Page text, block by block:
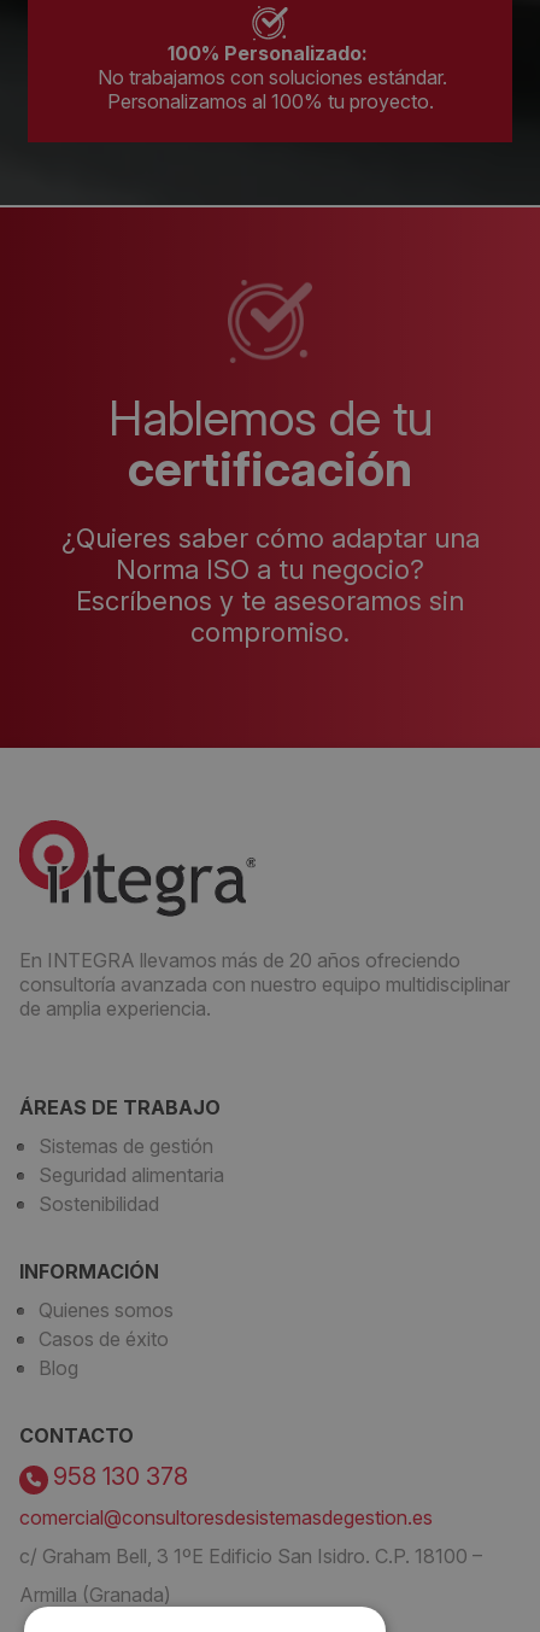
100% Personalizado:
No trabajamos con soluciones estándar.
Personalizamos al 100% tu proyecto.
Hablemos de tu
certificación
¿Quieres saber cómo adaptar una
Norma ISO a tu negocio?
Escríbenos y te asesoramos sin
compromiso.
En INTEGRA llevamos más de 20 años ofreciendo
consultoría avanzada con nuestro equipo multidisciplinar
de amplia experiencia.
ÁREAS DE TRABAJO
Sistemas de gestión
Seguridad alimentaria
Sostenibilidad
INFORMACIÓN
Quienes somos
Casos de éxito
Blog
CONTACTO
958 130 378
comercial@consultoresdesistemasdegestion.es
c/ Graham Bell, 3 1ºE Edificio San Isidro. C.P. 18100 –
Armilla (Granada)